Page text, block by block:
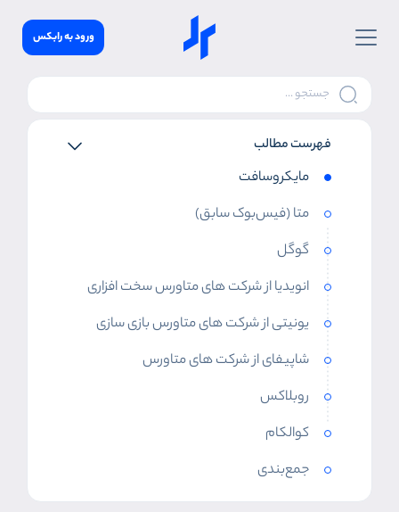
ورود به رابکس
فهرست مطالب
مایکروسافت
متا (فیس‌بوک سابق)
گوگل
انویدیا از شرکت های متاورس سخت افزاری
یونیتی از شرکت های متاورس بازی سازی
شاپیفای از شرکت های متاورس
روبلاکس
کوالکام
جمع‌بندی